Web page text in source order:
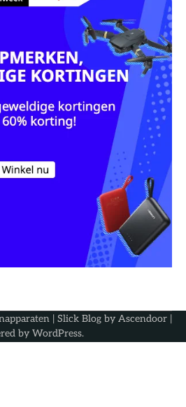
| Slick Blog by Ascendoor|
by WordPress.